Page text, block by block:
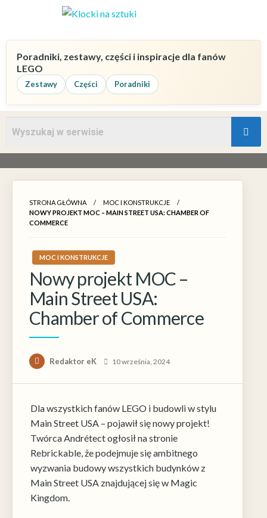
Poradniki, zestawy, części i inspiracje dla fanów
LEGO
Zestawy Części Poradniki
STRONA GŁÓWNA
MOC I KONSTRUKCJE
NOWY PROJEKT MOC – MAIN STREET USA: CHAMBER OF
COMMERCE
MOC I KONSTRUKCJE
Nowy projekt MOC –
Main Street USA:
Chamber of Commerce
Redaktor eK 10 września, 2024
Dla wszystkich fanów LEGO i budowli w stylu
Main Street USA – pojawił się nowy projekt!
Twórca Andrétect ogłosił na stronie
Rebrickable, że podejmuje się ambitnego
wyzwania budowy wszystkich budynków z
Main Street USA znajdującej się w Magic
Kingdom.
Konieczne
Te pliki cookie
nie są
one potrzebne
funkcjonowania
internetowej.
Statystyka
Abyśmy mogli
poprawić
funkcjonalność
i strukturę
strony